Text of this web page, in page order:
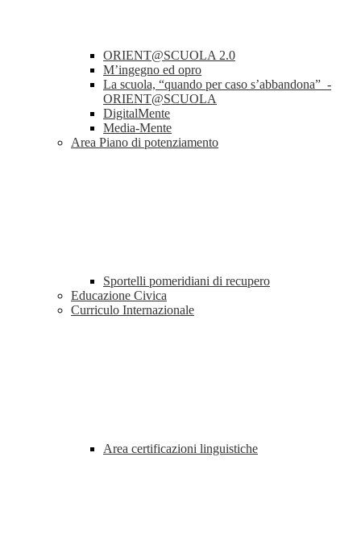
ORIENT@SCUOLA 2.0
M’ingegno ed opro
La scuola, “quando per caso s’abbandona” -
ORIENT@SCUOLA
DigitalMente
Media-Mente
Area Piano di potenziamento
Sportelli pomeridiani di recupero
Educazione Civica
Curriculo Internazionale
Area certificazioni linguistiche